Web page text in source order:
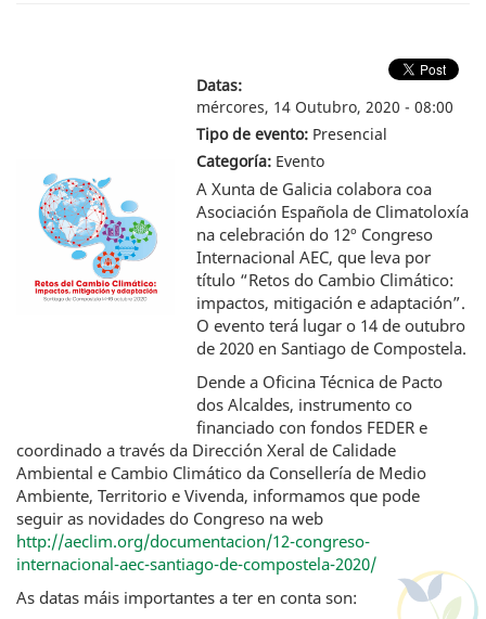
Datas:
mércores, 14 Outubro, 2020 - 08:00
Tipo de evento: Presencial
Categoría: Evento
A Xunta de Galicia colabora coa
Asociación Española de Climatoloxía
na celebración do 12º Congreso
Internacional AEC, que leva por
título “Retos do Cambio Climático:
impactos, mitigación e adaptación”.
O evento terá lugar o 14 de outubro
de 2020 en Santiago de Compostela.
Dende a Oficina Técnica de Pacto
dos Alcaldes, instrumento co
financiado con fondos FEDER e
coordinado a través da Dirección Xeral de Calidade
Ambiental e Cambio Climático da Consellería de Medio
Ambiente, Territorio e Vivenda, informamos que pode
seguir as novidades do Congreso na web
http://aeclim.org/documentacion/12-congreso-
internacional-aec-santiago-de-compostela-2020/
As datas máis importantes a ter en conta son: